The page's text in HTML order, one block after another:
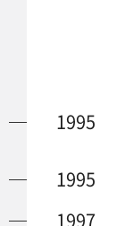
1995
1995
1997